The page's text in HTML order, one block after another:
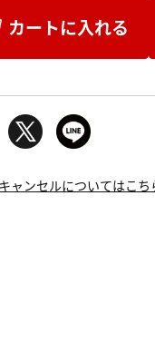
カートに入れる
ャンセルについてはこち